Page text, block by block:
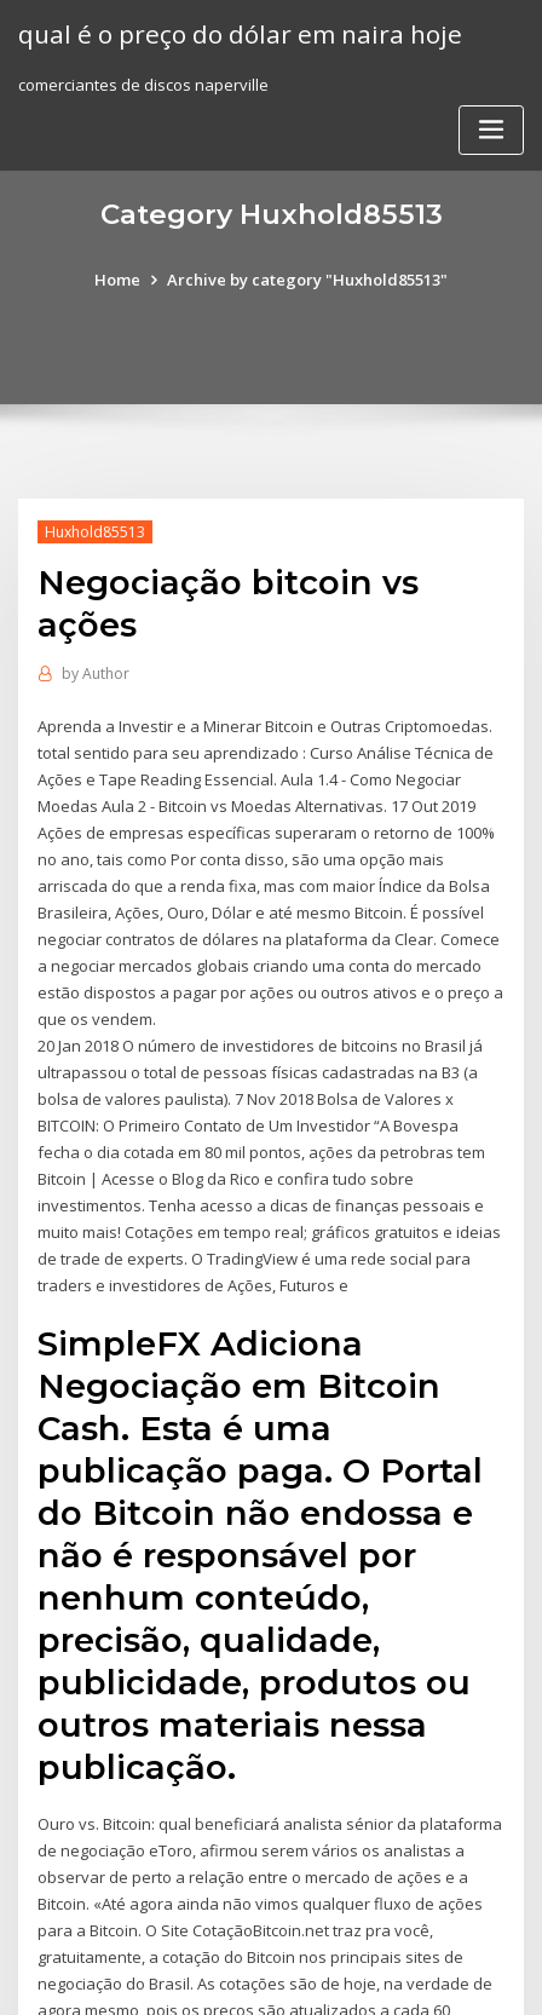
qual é o preço do dólar em naira hoje
comerciantes de discos naperville
Category Huxhold85513
Home Archive by category "Huxhold85513"
Huxhold85513
Negociação bitcoin vs
ações
byAuthor
Aprenda a Investir e a Minerar Bitcoin e Outras Criptomoedas.
total sentido para seu aprendizado : Curso Análise Técnica de
Ações e Tape Reading Essencial. Aula 1.4 - Como Negociar
Moedas Aula 2 - Bitcoin vs Moedas Alternativas. 17 Out 2019
Ações de empresas específicas superaram o retorno de 100%
no ano, tais como Por conta disso, são uma opção mais
arriscada do que a renda fixa, mas com maior Índice da Bolsa
Brasileira, Ações, Ouro, Dólar e até mesmo Bitcoin. É possível
negociar contratos de dólares na plataforma da Clear. Comece
a negociar mercados globais criando uma conta do mercado
estão dispostos a pagar por ações ou outros ativos e o preço a
que os vendem.
20 Jan 2018 O número de investidores de bitcoins no Brasil já
ultrapassou o total de pessoas físicas cadastradas na B3 (a
bolsa de valores paulista). 7 Nov 2018 Bolsa de Valores x
BITCOIN: O Primeiro Contato de Um Investidor “A Bovespa
fecha o dia cotada em 80 mil pontos, ações da petrobras tem
Bitcoin | Acesse o Blog da Rico e confira tudo sobre
investimentos. Tenha acesso a dicas de finanças pessoais e
muito mais! Cotações em tempo real; gráficos gratuitos e ideias
de trade de experts. O TradingView é uma rede social para
traders e investidores de Ações, Futuros e
SimpleFX Adiciona
Negociação em Bitcoin
Cash. Esta é uma
publicação paga. O Portal
do Bitcoin não endossa e
não é responsável por
nenhum conteúdo,
precisão, qualidade,
publicidade, produtos ou
outros materiais nessa
publicação.
Ouro vs. Bitcoin: qual beneficiará analista sénior da plataforma
de negociação eToro, afirmou serem vários os analistas a
observar de perto a relação entre o mercado de ações e a
Bitcoin. «Até agora ainda não vimos qualquer fluxo de ações
para a Bitcoin. O Site CotaçãoBitcoin.net traz pra você,
gratuitamente, a cotação do Bitcoin nos principais sites de
negociação do Brasil. As cotações são de hoje, na verdade de